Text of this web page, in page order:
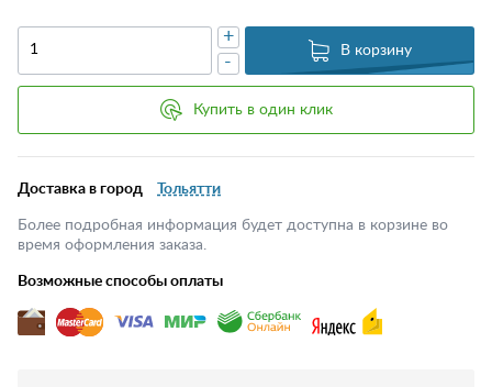
-
+
В корзину
Купить в один клик
Доставка в город Тольятти
Более подробная информация будет доступна в корзине во
время оформления заказа.
Возможные способы оплаты